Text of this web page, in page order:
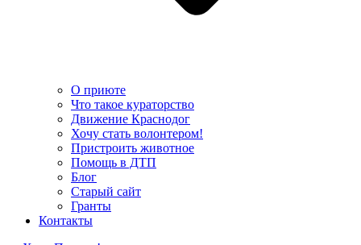
О приюте
Что такое кураторство
Движение Краснодог
Хочу стать волонтером!
Пристроить животное
Помощь в ДТП
Блог
Старый сайт
Гранты
Контакты